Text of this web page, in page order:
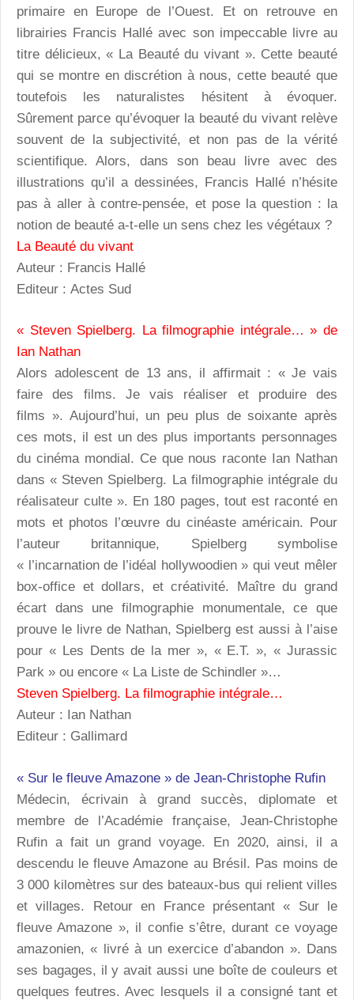
primaire en Europe de l’Ouest. Et on retrouve en
librairies Francis Hallé avec son impeccable livre au
titre délicieux, « La Beauté du vivant ». Cette beauté
qui se montre en discrétion à nous, cette beauté que
toutefois les naturalistes hésitent à évoquer.
Sûrement parce qu’évoquer la beauté du vivant relève
souvent de la subjectivité, et non pas de la vérité
scientifique. Alors, dans son beau livre avec des
illustrations qu’il a dessinées, Francis Hallé n’hésite
pas à aller à contre-pensée, et pose la question : la
notion de beauté a-t-elle un sens chez les végétaux ?
La Beauté du vivant
Auteur : Francis Hallé
Editeur : Actes Sud
« Steven Spielberg. La filmographie intégrale… » de
Ian Nathan
Alors adolescent de 13 ans, il affirmait : « Je vais
faire des films. Je vais réaliser et produire des
films ». Aujourd’hui, un peu plus de soixante après
ces mots, il est un des plus importants personnages
du cinéma mondial. Ce que nous raconte Ian Nathan
dans « Steven Spielberg. La filmographie intégrale du
réalisateur culte ». En 180 pages, tout est raconté en
mots et photos l’œuvre du cinéaste américain. Pour
l’auteur britannique, Spielberg symbolise
« l’incarnation de l’idéal hollywoodien » qui veut mêler
box-office et dollars, et créativité. Maître du grand
écart dans une filmographie monumentale, ce que
prouve le livre de Nathan, Spielberg est aussi à l’aise
pour « Les Dents de la mer », « E.T. », « Jurassic
Park » ou encore « La Liste de Schindler »…
Steven Spielberg. La filmographie intégrale…
Auteur : Ian Nathan
Editeur : Gallimard
« Sur le fleuve Amazone » de Jean-Christophe Rufin
Médecin, écrivain à grand succès, diplomate et
membre de l’Académie française, Jean-Christophe
Rufin a fait un grand voyage. En 2020, ainsi, il a
descendu le fleuve Amazone au Brésil. Pas moins de
3 000 kilomètres sur des bateaux-bus qui relient villes
et villages. Retour en France présentant « Sur le
fleuve Amazone », il confie s’être, durant ce voyage
amazonien, « livré à un exercice d’abandon ». Dans
ses bagages, il y avait aussi une boîte de couleurs et
quelques feutres. Avec lesquels il a consigné tant et